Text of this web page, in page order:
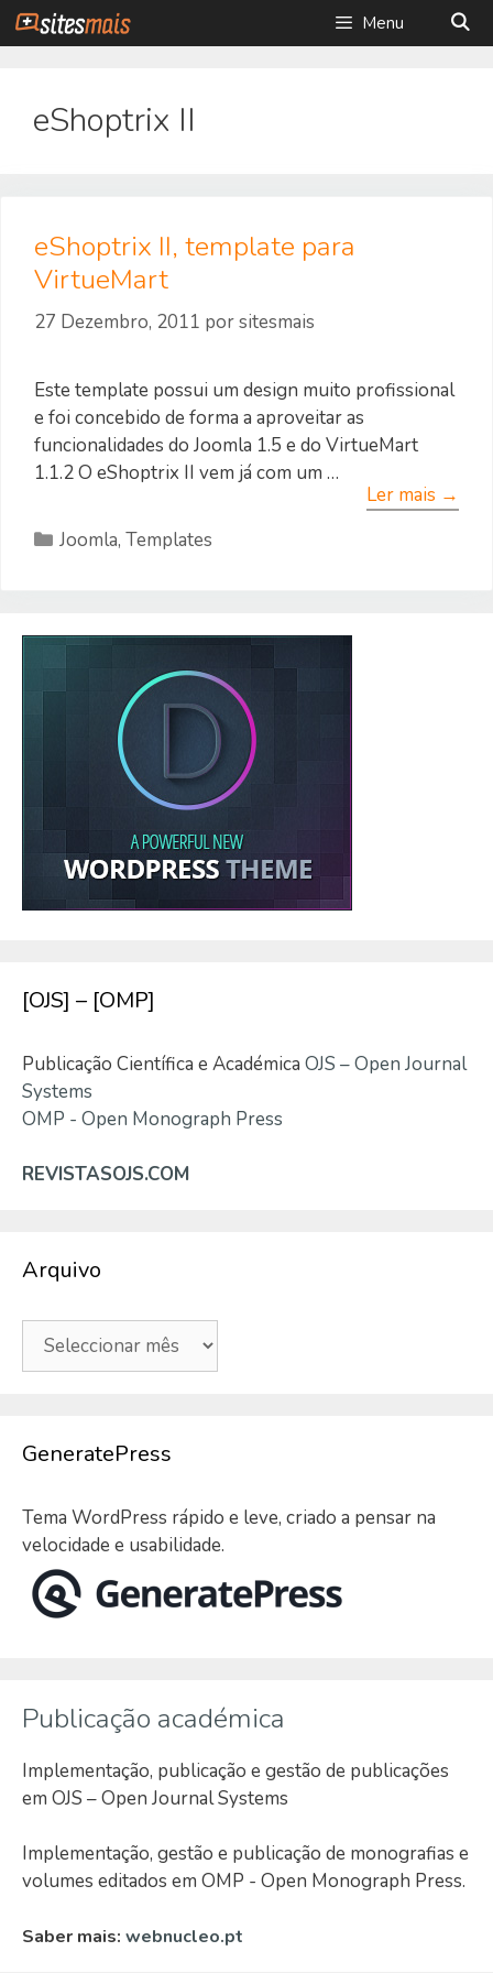
Saltar
para
Menu
eShoptrix II
eShoptrix II, template para
VirtueMart
27 Dezembro, 2011 porsitesmais
Este template possui um design muito profissional
e foi concebido de forma a aproveitar as
funcionalidades do Joomla 1.5 e do VirtueMart
1.1.2 O eShoptrix II vem já com um …
Ler mais →
Categorias
Joomla,Templates
[OJS] – [OMP]
Publicação Científica e Académica OJS – Open Journal
Systems
OMP - Open Monograph Press
REVISTASOJS.COM
Arquivo
Arquivo
GeneratePress
Tema WordPress rápido e leve, criado a pensar na
velocidade e usabilidade.
Publicação académica
Implementação, publicação e gestão de publicações
em OJS – Open Journal Systems
Implementação, gestão e publicação de monografias e
volumes editados em OMP - Open Monograph Press.
Saber mais: webnucleo.pt